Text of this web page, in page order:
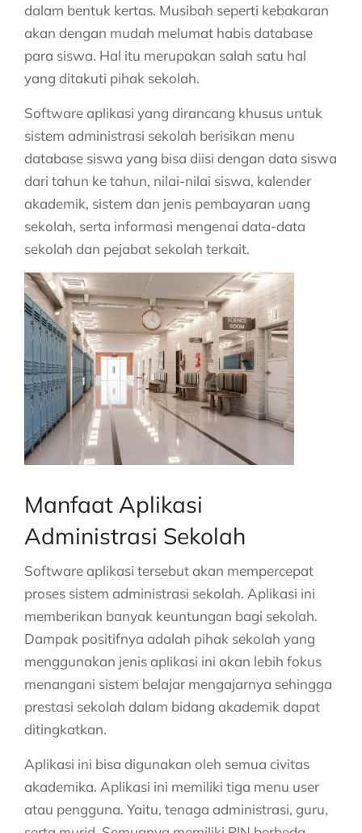
dalam bentuk kertas. Musibah seperti kebakaran
akan dengan mudah melumat habis database
para siswa. Hal itu merupakan salah satu hal
yang ditakuti pihak sekolah.
Software aplikasi yang dirancang khusus untuk
sistem administrasi sekolah berisikan menu
database siswa yang bisa diisi dengan data siswa
dari tahun ke tahun, nilai-nilai siswa, kalender
akademik, sistem dan jenis pembayaran uang
sekolah, serta informasi mengenai data-data
sekolah dan pejabat sekolah terkait.
Manfaat Aplikasi
Administrasi Sekolah
Software aplikasi tersebut akan mempercepat
proses sistem administrasi sekolah. Aplikasi ini
memberikan banyak keuntungan bagi sekolah.
Dampak positifnya adalah pihak sekolah yang
menggunakan jenis aplikasi ini akan lebih fokus
menangani sistem belajar mengajarnya sehingga
prestasi sekolah dalam bidang akademik dapat
ditingkatkan.
Aplikasi ini bisa digunakan oleh semua civitas
akademika. Aplikasi ini memiliki tiga menu user
atau pengguna. Yaitu, tenaga administrasi, guru,